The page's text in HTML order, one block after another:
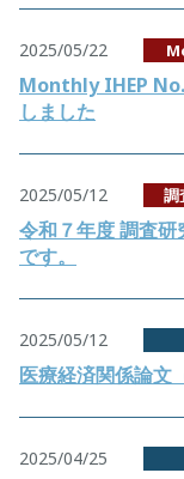
2025/05/22
Monthly IHEP
しました
2025/05/12 調
令和７年度 調査
です。
2025/05/12
医療経済関係論文
2025/04/25